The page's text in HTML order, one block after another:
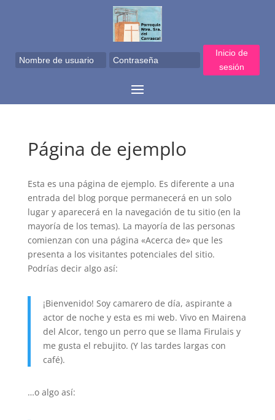
Inicio de
sesión
Página de ejemplo
Esta es una página de ejemplo. Es diferente a una
entrada del blog porque permanecerá en un solo
lugar y aparecerá en la navegación de tu sitio (en la
mayoría de los temas). La mayoría de las personas
comienzan con una página «Acerca de» que les
presenta a los visitantes potenciales del sitio.
Podrías decir algo así:
¡Bienvenido! Soy camarero de día, aspirante a
actor de noche y esta es mi web. Vivo en Mairena
del Alcor, tengo un perro que se llama Firulais y
me gusta el rebujito. (Y las tardes largas con
café).
…o algo así: